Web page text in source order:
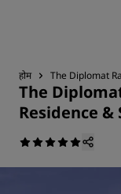
होम The Diplomat
The
Residence &